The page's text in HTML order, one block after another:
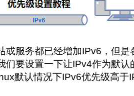
或服务都已经增加IPv6，但
们要设置一下让IPv4作为默认
默认情况下IPv6优先级高于